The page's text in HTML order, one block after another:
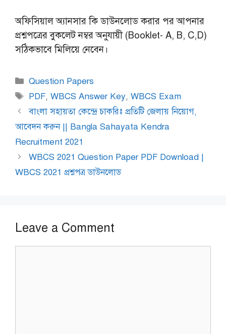
অফিসিয়াল অ্যানসার কি ডাউনলোড করার পর আপনার
প্রশ্নপত্রের বুকলেট নম্বর অনুযায়ী (Booklet- A, B, C,D)
সঠিকভাবে মিলিয়ে নেবেন।
Categories
Question Papers
Tags
PDF,WBCS Answer Key,WBCS Exam
বাংলা সহায়তা কেন্দ্রে চাকরিঃ প্রতিটি জেলায় নিয়োগ,
আবেদন করুন || Bangla Sahayata Kendra
Recruitment 2021
WBCS 2021 Question Paper PDF Download |
WBCS 2021 প্রশ্নপত্র ডাউনলোড
Leave a Comment